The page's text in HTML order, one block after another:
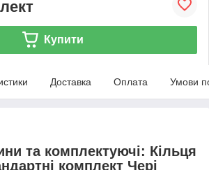
Купити
Доставка Оплата Умови
та комплектуючі: Кільця
комплект Чері